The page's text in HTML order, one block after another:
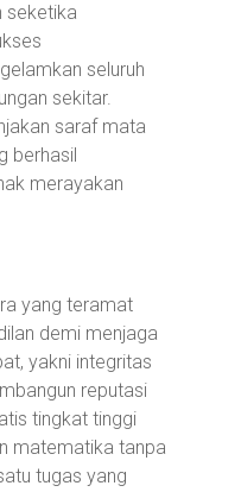
seketika
seluruh
sekitar.
saraf mata
berhasil
merayakan
yang teramat
demi menjaga
yakni integritas
reputasi
tingkat tinggi
matematika tanpa
tugas yang